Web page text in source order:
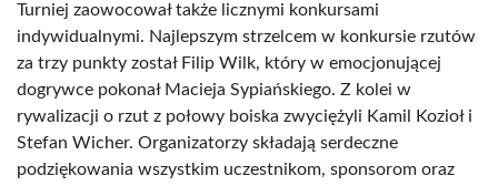
Turniej zaowocował także licznymi konkursami
indywidualnymi. Najlepszym strzelcem w konkursie rzutów
za trzy punkty został Filip Wilk, który w emocjonującej
dogrywce pokonał Macieja Sypiańskiego. Z kolei w
rywalizacji o rzut z połowy boiska zwyciężyli Kamil Kozioł i
Stefan Wicher. Organizatorzy składają serdeczne
podziękowania wszystkim uczestnikom, sponsorom oraz